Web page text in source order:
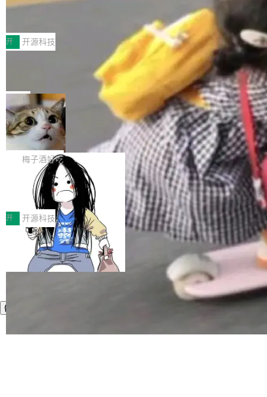
传输性能最高提升5倍。UCL-MPComm底层基
于自研UCL-Engine通信引擎，后续腾讯网平将
持续开源更多基于UCL-Engine的高性能通信组
件。 腾讯网平团队在UCL-MPComm中实现了一
个独立于业务线程的全局通信引擎（Engine），
创新与落地成效成功入选。 全链路私有化部署，
助力企业AI研发安全落地 当前，越来越多企业已
经开始引入 AI Coding 工具，通过调用公有云模
型或企业内部部署模型提升研发效率。但随着 AI
Coding 从个人辅助工具逐步走向团队级、组织
级应用，企业在规模化落地过程中，对安全性、
可控性和代码质量提出了更高要求。 首先是数据
安全与合规要求。对于大多数普通研发场景，公
有云模型能够满足快速试用和效率提升的需求。
但对于金融、能源、医疗等对数据安全要求较...
深信服AI算力网关入选工信部人工智能
前不久，工业和信息化部正式发布《2025年人工
智能应用典型案例名单》，集中展示人工智能在
各领域的应用成果，覆盖技术底座、行业赋能、
产品应用、支撑保障、专题等五大方向。深信服
AI算力网关（AI创新平台）成功入选！ 随着各行
各业的Agent走向规模化建设，算力构成形态逐
渐丰富，用户关注的重点也在发生变化：不只是
让AI用起来，还要进一步看清混合算力时代下，
Token花在哪里、算力是否被充分利用，以及持
续增长的AI成本该如何优化。 深信服AI算力网关
正是围绕这些实际问题，从Token治理和成本治
理两个方面，让用户的每一份算力都看得清、管
得住、用得稳、省得下、更安全！ 一、从现在开
始，Token使用一目...
开 开源科技
Jeff Dean 离开 Google：一个时代的结
束，一个实验室的开始
Google 员工编号 20。MapReduce 作者之一。
Bigtable 作者之一。TensorFlow 的作者之一。
Gemini 的架构师。Google 首席科学家。 Jeff D
ean 在 Google 工作了 27 年后，宣布离职。 他
不是一个人走。一同离开的还有 Sanjay Ghema
wat（Google 员工编号 23，Jeff Dean 二十多
年的编程搭档，MapReduce 和 Bigtable 的共同
作者）、Quoc Le（Google 大脑核心成员，Se
q2Seq 和 DocAI 的共同发明人）以及 Oriol Vin
yals（Gemini 联合负责人，AlphaSta...
局
🔥 SolonCode v2026.8.4 发布：界面
字体可调、22 种语言、记忆搜索增强
打开终端就能上岗的全中文编码智能体，这一轮
把「看得清、用母语、记得住」三件事一次补
齐。 SolonCode 是什么 SolonCode 是杭州无
耳科技研发的企业级终端编码智能体——一位全
中文驱动的数字员工，自主理解需求、规划步
骤、编写代码。不挑模型、不挑平台，curl 一行
装完即用。 开源地址：Gitee · GitCode · GitHu
b 安装 支持 Java 8+（8~26）、macOS / Linu
x / Windows / Harmony PC。 # macOS / Linu
x / Harmony PC curl -fsSL https://solon.noea
梅子酒好吃
让“代码语义理解”深度释放AI Coding
价值潜能：华为云码道（CodeArts）
代码仓技术解析
一、代码仓深度理解技术的作用与价值 在软件工
程实践中，代码仓是企业核心知识资产的主要载
体。企业级代码仓库通常包含数十万乃至数百万
个文件，其规模远超单次模型调用可承载的上下
文窗口。随着项目规模的持续扩张与代码历史的
不断累积，代码仓中的模块关系、接口契约、业
务逻辑等关键信息往往分散于数十乃至数百个文
件之中，形成高度复杂的知识关联网络。传统的
开 开源科技